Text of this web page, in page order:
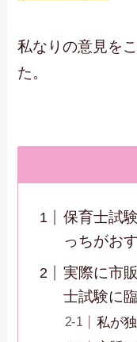
私なりの意見を
た。
保育士試
っちがお
実際に市
士試験に
私が